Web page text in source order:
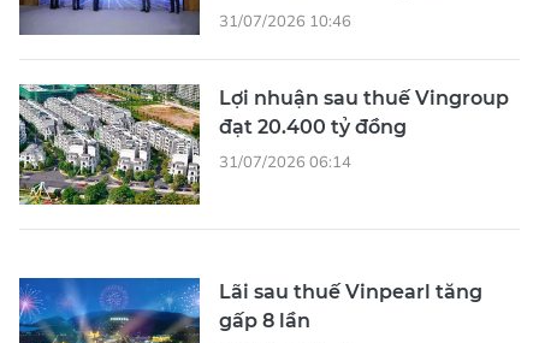
31/07/2026 10:46
Lợi nhuận sau thuế Vingroup
đạt 20.400 tỷ đồng
31/07/2026 06:14
Lãi sau thuế Vinpearl tăng
gấp 8 lần